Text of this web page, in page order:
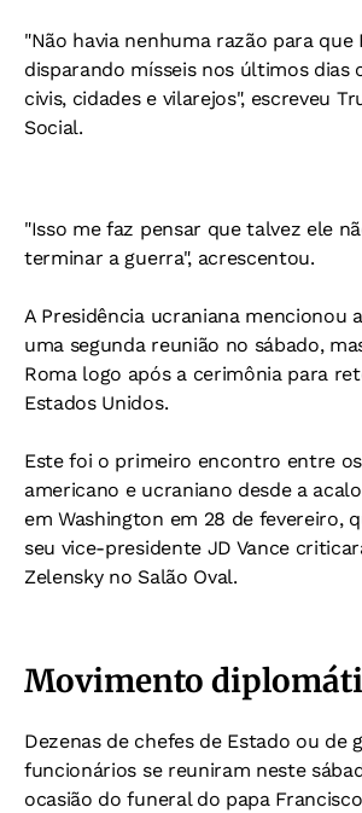
"Não havia nenhuma razão para que
disparando mísseis nos últimos dias
civis, cidades e vilarejos", escreveu
Social.
"Isso me faz pensar que talvez ele
terminar a guerra", acrescentou.
A Presidência ucraniana mencionou
uma segunda reunião no sábado,
Roma logo após a cerimônia para
Estados Unidos.
Este foi o primeiro encontro entre
americano e ucraniano desde a
em Washington em 28 de fevereiro,
seu vice-presidente JD Vance
Zelensky no Salão Oval.
Movimento
Dezenas de chefes de Estado ou de
funcionários se reuniram neste
ocasião do funeral do papa